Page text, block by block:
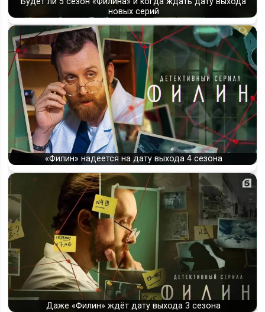
новых серий
«Филин» надеется на дату выхода 4 сезона
Даже «Филин» ждёт дату выхода 3 сезона